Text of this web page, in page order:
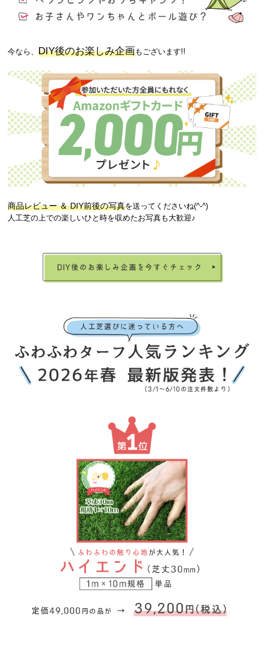
今なら、 DIY後のお楽しみ企画もございます!!
商品レビュー ＆ DIY前後の写真を送ってくださいね(^-^)
人工芝の上での楽しいひと時を収めたお写真も大歓迎♪